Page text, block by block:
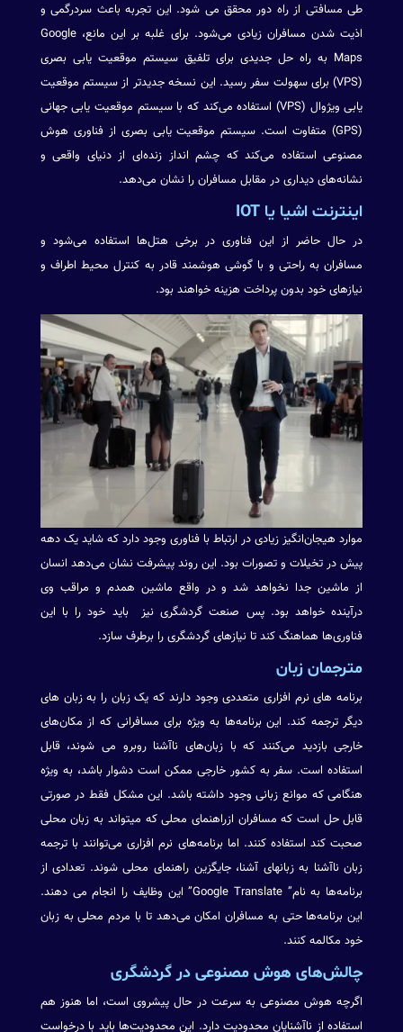
طی مسافتی از راه دور محقق می شود. این تجربه باعث سردرگمی و
اذیت شدن مسافران زیادی می‌شود. برای غلبه بر این مانع، Google
Maps به راه حل جدیدی برای تلفیق سیستم موقعیت یابی بصری
(VPS) برای سهولت سفر رسید. این نسخه جدیدتر از سیستم موقعیت
یابی ویژوال (VPS) استفاده می‌کند که با سیستم موقعیت یابی جهانی
(GPS) متفاوت است. سیستم موقعیت یابی بصری از فناوری هوش
مصنوعی استفاده می‌کند که چشم انداز زنده‌ای از دنیای واقعی و
نشانه‌های دیداری در مقابل مسافران را نشان می‌دهد.
اینترنت اشیا یا IOT
در حال حاضر از این فناوری در برخی هتل‌ها استفاده می‌شود و
مسافران به راحتی و با گوشی هوشمند قادر به کنترل محیط اطراف و
نیازهای خود بدون پرداخت هزینه خواهند بود.
موارد هیجان‌انگیز زیادی در ارتباط با فناوری وجود دارد که شاید یک دهه
پیش در تخیلات و تصورات بود. این روند پیشرفت نشان می‌دهد انسان
از ماشین جدا نخواهد شد و در واقع ماشین همدم و مراقب وی
درآینده خواهد بود. پس صنعت گردشگری نیز باید خود را با این
فناوری‌ها هماهنگ کند تا نیازهای گردشگری را برطرف سازد.
مترجمان زبان
برنامه های نرم افزاری متعددی وجود دارند که یک زبان را به زبان های
دیگر ترجمه کند. این برنامه‌ها به ویژه برای مسافرانی که از مکان‌های
خارجی بازدید می‌کنند که با زبان‌های ناآشنا روبرو می شوند، قابل
استفاده است. سفر به کشور خارجی ممکن است دشوار باشد، به ویژه
هنگامی که موانع زبانی وجود داشته باشد. این مشکل فقط در صورتی
قابل حل است که مسافران ازراهنمای محلی که میتواند به زبان محلی
صحبت کند استفاده کنند. اما برنامه‌های نرم افزاری می‌توانند با ترجمه
زبان ناآشنا به زبانهای آشنا، جایگزین راهنمای محلی شوند. تعدادی از
برنامه‌ها به نام” Google Translate” این وظایف را انجام می دهند.
این برنامه‌ها حتی به مسافران امکان می‌دهد تا با مردم محلی به زبان
خود مکالمه کنند.
چالش‌های هوش مصنوعی در گردشگری
اگرچه هوش مصنوعی به سرعت در حال پیشروی است، اما هنوز هم
استفاده از ناآشنایان محدودیت دارد. این محدودیت‌ها باید با درخواست